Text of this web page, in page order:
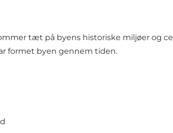
tæt på byens historiske miljøer og
formet byen gennem tiden.